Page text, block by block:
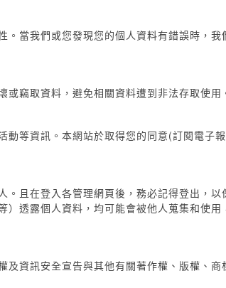
當我們或您發現您的個人資料有錯誤時，我
竊取資料，避免相關資料遭到非法存取使用
動等資訊。本網站於取得您的同意(訂閱電子
且在登入各管理網頁後，務必記得登出，以
透露個人資料，均可能會被他人蒐集和使用
資訊安全宣告與其他有關著作權、版權、商